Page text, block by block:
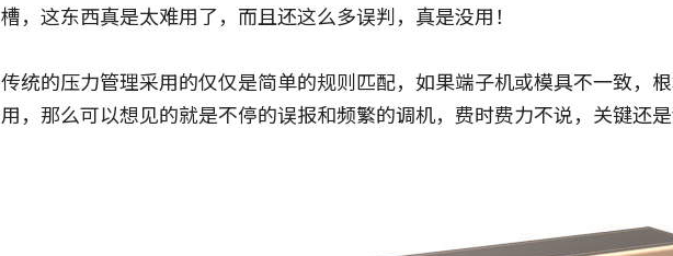
槽，这东西真是太难用了，而且还这么多误判，真是没用！
传统的压力管理采用的仅仅是简单的规则匹配，如果端子机或模具不一致，
用，那么可以想见的就是不停的误报和频繁的调机，费时费力不说，关键还是